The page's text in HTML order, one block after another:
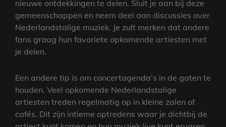
nieuwe ontdekkingen te delen. Sluit je aan bij deze
gemeenschappen en neem deel aan discussies over
Nederlandstalige muziek. Je zult merken dat andere
fans graag hun favoriete opkomende artiesten met
je delen.
Een andere tip is om concertagenda’s in de gaten te
houden. Veel opkomende Nederlandstalige
artiesten treden regelmatig op in kleine zalen of
cafés. Dit zijn intieme optredens waar je dichtbij de